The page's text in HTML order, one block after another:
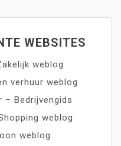
WEBSITES
weblog
verhuur weblog
– Bedrijvengids
weblog
weblog